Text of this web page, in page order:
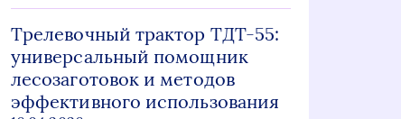
Трелевочный трактор ТДТ-55:
универсальный помощник
лесозаготовок и методов
эффективного использования